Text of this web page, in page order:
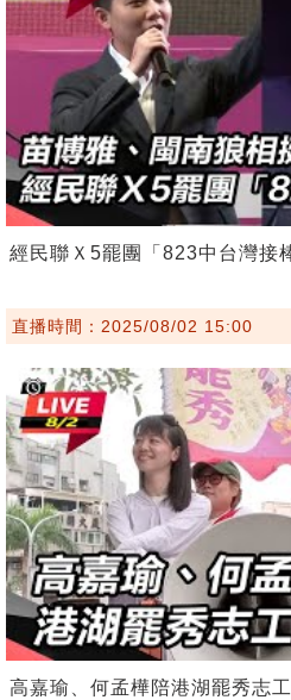
經民聯Ｘ5罷團「823中台灣接
直播時間：2025/08/02 15:00
高嘉瑜、何孟樺陪港湖罷秀志